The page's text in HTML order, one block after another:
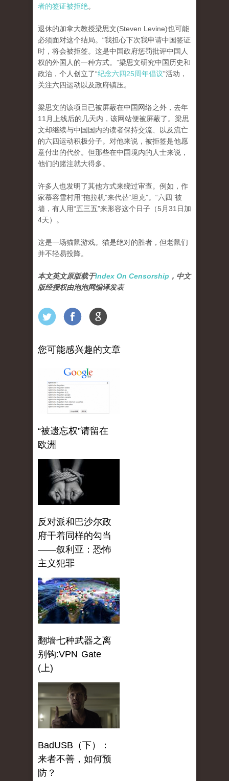
者的签证被拒绝。
退休的加拿大教授梁思文(Steven Levine)也可能
必须面对这个结局。“我担心下次我申请中国签证
时，将会被拒签。这是中国政府惩罚批评中国人
权的外国人的一种方式。”梁思文研究中国历史和
政治，个人创立了“纪念六四25周年倡议”活动，
关注六四运动以及政府镇压。
梁思文的该项目已被屏蔽在中国网络之外，去年
11月上线后的几天内，该网站便被屏蔽了。梁思
文却继续与中国国内的读者保持交流、以及流亡
的六四运动积极分子。对他来说，被拒签是他愿
意付出的代价。但那些在中国境内的人士来说，
他们的赌注就大得多。
许多人也发明了其他方式来绕过审查。例如，作
家慕容雪村用“拖拉机”来代替“坦克”。“六四”被
墙，有人用“五三五”来形容这个日子（5月31日加
4天）。
这是一场猫鼠游戏。猫是绝对的胜者，但老鼠们
并不轻易投降。
本文英文原版载于Index On Censorship ，中文
版经授权由泡泡网编译发表
您可能感兴趣的文章
“被遗忘权”请留在
欧洲
反对派和巴沙尔政
府干着同样的勾当
——叙利亚：恐怖
主义犯罪
翻墙七种武器之离
别钩:VPN Gate
(上)
BadUSB（下）：
来者不善，如何预
防？